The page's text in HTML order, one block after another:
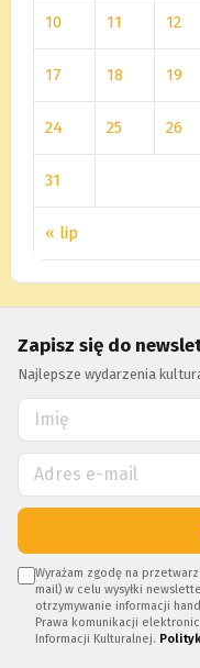
« lip
10 11 12
17 18 19
24 25 26
31
Zapisz się do
Najlepsze wydarzenia
Wyrażam zgodę na
mail) w celu wysyłki
otrzymywanie informacji
Prawa komunikacji
Informacji Kulturalnej.